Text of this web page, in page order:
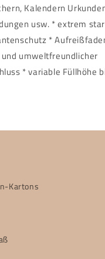
Kalendern
usw. * extrem
*
umweltfreundlicher
* variable Füllhöhe
Kartons